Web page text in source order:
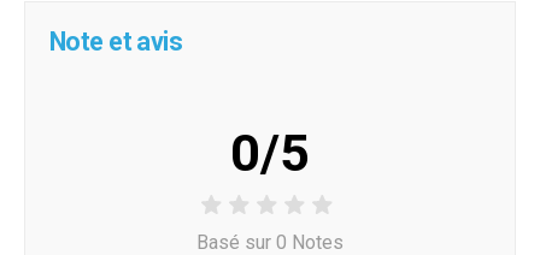
Note et avis
0/5
Basé sur 0 Notes